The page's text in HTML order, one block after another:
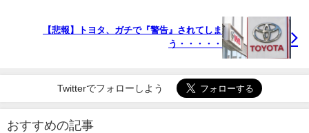
【悲報】トヨタ、ガチで『警告』されてしま
う・・・・・
Twitterでフォローしよう
おすすめの記事